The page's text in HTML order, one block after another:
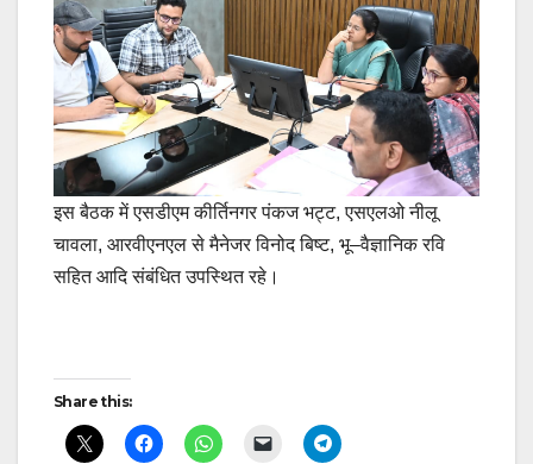
इस बैठक में एसडीएम कीर्तिनगर पंकज भट्ट, एसएलओ नीलू
चावला, आरवीएनएल से मैनेजर विनोद बिष्ट, भू–वैज्ञानिक रवि
सहित आदि संबंधित उपस्थित रहे।
Post
navigation
Share this: